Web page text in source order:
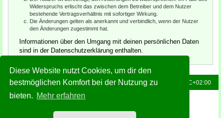
Diese Website nutzt Cookies, um dir den
bestmöglichen Komfort bei der Nutzung zu
bieten. Mehr erfahren
Widerspruchs erlischt das zwischen dem Betreiber und dem Nutzer
bestehende Vertragsverhältnis mit sofortiger Wirkung.
Die Änderungen gelten als anerkannt und verbindlich, wenn der Nutzer
den Änderungen zugestimmt hat.
Informationen über den Umgang mit deinen persönlichen Daten
sind in der Datenschutzerklärung enthalten.
Foren-Übersicht Alle Zeiten sind UTC+02:00
Powered byphpBB® Forum Software © phpBB Limited